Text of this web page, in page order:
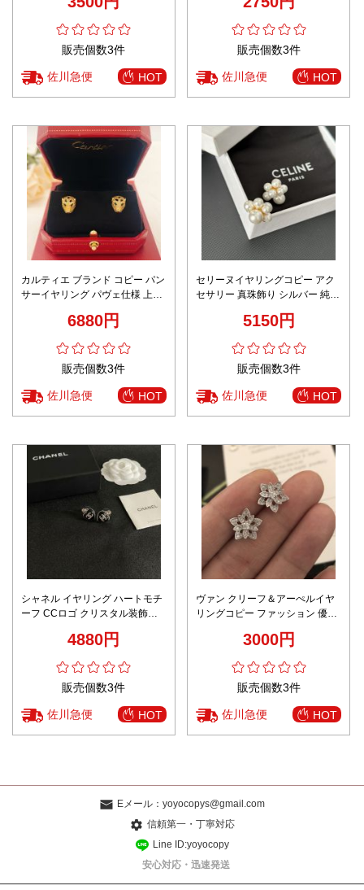
ド ホワイト
販売個数3件
佐川急便 HOT
販売個数3件
佐川急便 HOT
カルティエ ブランド コピー パン
サーイヤリング パヴェ仕様 上質
6880円
販売個数3件
佐川急便 HOT
セリーヌイヤリングコピー アク
セサリー 真珠飾り シルバー 純銀
5150円
販売個数3件
佐川急便 HOT
シャネル イヤリング ハートモチ
ーフ CCロゴ クリスタル装飾
4880円
販売個数3件
佐川急便 HOT
ヴァン クリーフ＆アーぺルイヤ
リングコピー ファッション 優雅
3000円
販売個数3件
佐川急便 HOT
Eメール： yoyocopys@gmail.com
信頼第一・丁寧対応
Line ID:yoyocopy
安心対応・迅速発送